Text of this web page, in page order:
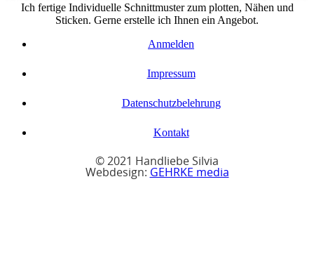
Ich fertige Individuelle Schnittmuster zum plotten, Nähen und
Sticken. Gerne erstelle ich Ihnen ein Angebot.
Anmelden
Impressum
Datenschutzbelehrung
Kontakt
© 2021 Handliebe Silvia
Webdesign: GEHRKE media